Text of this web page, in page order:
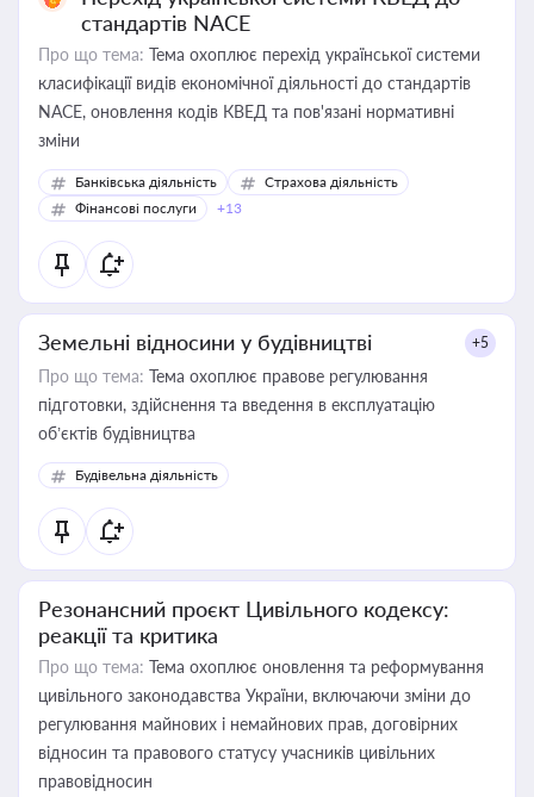
стандартів NACE
Про що тема: Тема охоплює перехід української системи
класифікації видів економічної діяльності до стандартів
NACE, оновлення кодів КВЕД та пов'язані нормативні
зміни
Банківська діяльність
Страхова діяльність
Фінансові послуги
+13
Земельні відносини у будівництві +5
Про що тема: Тема охоплює правове регулювання
підготовки, здійснення та введення в експлуатацію
об’єктів будівництва
Будівельна діяльність
Резонансний проєкт Цивільного кодексу:
реакції та критика
Про що тема: Тема охоплює оновлення та реформування
цивільного законодавства України, включаючи зміни до
регулювання майнових і немайнових прав, договірних
відносин та правового статусу учасників цивільних
правовідносин